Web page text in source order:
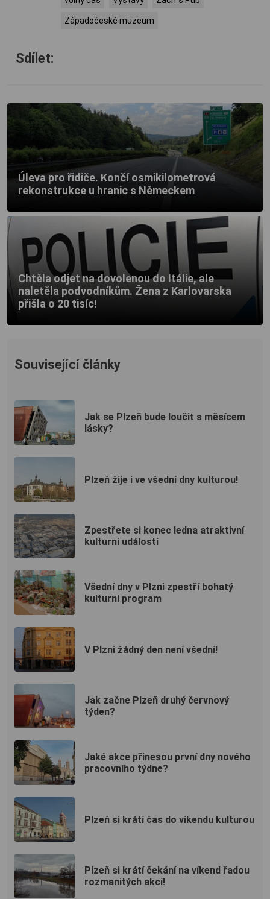
Západočeské muzeum
Sdílet:
Úleva pro řidiče. Končí osmikilometrová
rekonstrukce u hranic s Německem
Chtěla odjet na dovolenou do Itálie, ale
naletěla podvodníkům. Žena z Karlovarska
přišla o 20 tisíc!
Související články
Jak se Plzeň bude loučit s měsícem
lásky?
Plzeň žije i ve všední dny kulturou!
Zpestřete si konec ledna atraktivní
kulturní událostí
Všední dny v Plzni zpestří bohatý
kulturní program
V Plzni žádný den není všední!
Jak začne Plzeň druhý červnový
týden?
Jaké akce přinesou první dny nového
pracovního týdne?
Plzeň si krátí čas do víkendu kulturou
Plzeň si krátí čekání na víkend řadou
rozmanitých akcí!